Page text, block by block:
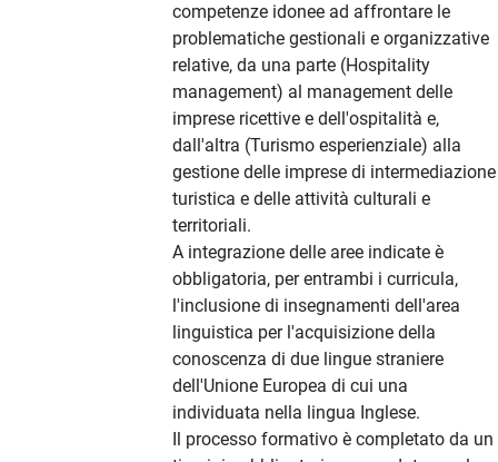
competenze idonee ad affrontare le
problematiche gestionali e organizzative
relative, da una parte (Hospitality
management) al management delle
imprese ricettive e dell'ospitalità e,
dall'altra (Turismo esperienziale) alla
gestione delle imprese di intermediazione
turistica e delle attività culturali e
territoriali.
A integrazione delle aree indicate è
obbligatoria, per entrambi i curricula,
l'inclusione di insegnamenti dell'area
linguistica per l'acquisizione della
conoscenza di due lingue straniere
dell'Unione Europea di cui una
individuata nella lingua Inglese.
Il processo formativo è completato da un